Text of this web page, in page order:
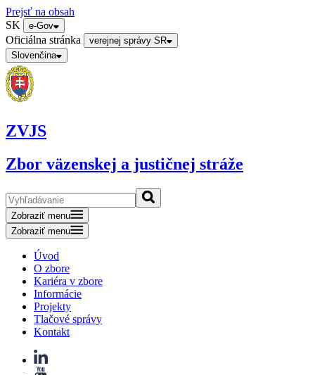
Prejsť na obsah
SK
e-Gov
Oficiálna stránka
verejnej správy SR
Slovenčina
ZVJS
Zbor väzenskej a justičnej stráže
Zobraziť menu
Zobraziť menu
Úvod
O zbore
Kariéra v zbore
Informácie
Projekty
Tlačové správy
Kontakt